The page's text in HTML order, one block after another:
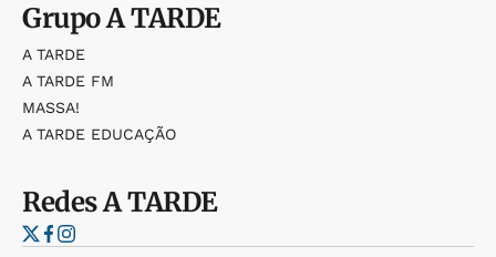
GrupoA TARDE
A TARDE
A TARDE FM
MASSA!
A TARDE EDUCAÇÃO
RedesA TARDE